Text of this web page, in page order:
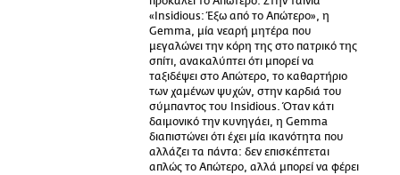
«Insidious: Έξω από το Απώτερο», η
Gemma, μία νεαρή μητέρα που
μεγαλώνει την κόρη της στο πατρικό της
σπίτι, ανακαλύπτει ότι μπορεί να
ταξιδέψει στο Απώτερο, το καθαρτήριο
των χαμένων ψυχών, στην καρδιά του
σύμπαντος του Insidious. Όταν κάτι
δαιμονικό την κυνηγάει, η Gemma
διαπιστώνει ότι έχει μία ικανότητα που
αλλάζει τα πάντα: δεν επισκέπτεται
απλώς το Απώτερο, αλλά μπορεί να φέρει